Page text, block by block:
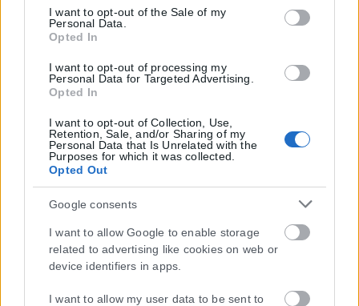
Google consent section.
I want to opt-out of the Sale of my
Personal Data.
Opted In
I want to opt-out of processing my
Personal Data for Targeted Advertising.
Opted In
I want to opt-out of Collection, Use,
Retention, Sale, and/or Sharing of my
Personal Data that Is Unrelated with the
Purposes for which it was collected.
Opted Out
Google consents
I want to allow Google to enable storage
related to advertising like cookies on web or
device identifiers in apps.
I want to allow my user data to be sent to
Η εταιρεία με την επωνυμία “POLITICAL MEDIA GROUP A.E.” και κατ’
επέκταση η ιστοσελίδα που κατέχει αυτή “www.karfitsa.gr”
συμμορφώνονται με τη Σύσταση (ΕΕ) 2018/334 της Επιτροπής της
1ης Μαρτίου 2018 σχετικά με τα μέτρα για την αποτελεσματική
αντιμετώπιση του παράνομου περιεχομένου στο διαδίκτυο (L 63).
Μοναδικός αριθμός Μ.Η.Τ. 262048
ΤΑ ΠΡΩΤΟΣΕΛΙΔΑ ΣΗΜΕΡΑ